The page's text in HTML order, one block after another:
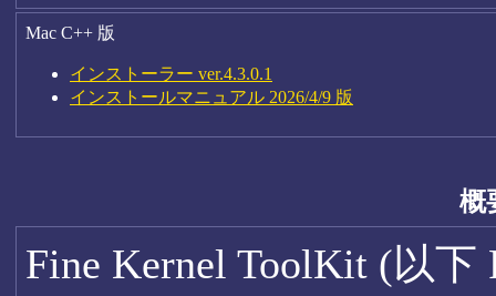
Mac C++ 版
インストーラー ver.4.3.0.1
インストールマニュアル 2026/4/9 版
概
Fine Kernel ToolKit (以